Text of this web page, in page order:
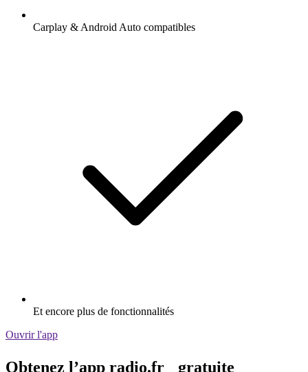
Carplay & Android Auto compatibles
Et encore plus de fonctionnalités
Ouvrir l'app
Obtenez l’app radio.fr gratuite